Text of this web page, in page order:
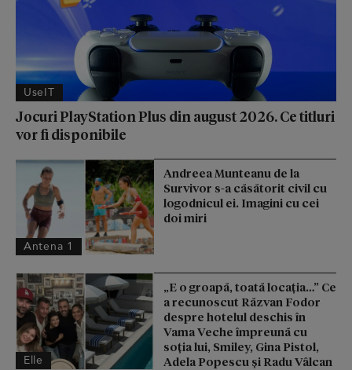
UseIT
Jocuri PlayStation Plus din august 2026. Ce titluri
vor fi disponibile
Antena 1
Andreea Munteanu de la
Survivor s-a căsătorit civil cu
logodnicul ei. Imagini cu cei
doi miri
Elle
„E o groapă, toată locația…” Ce
a recunoscut Răzvan Fodor
despre hotelul deschis în
Vama Veche împreună cu
soția lui, Smiley, Gina Pistol,
Adela Popescu și Radu Vâlcan